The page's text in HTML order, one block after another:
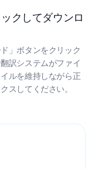
クしてダウンロ
」ボタンをクリック
訳システムがファイ
ルを維持しながら正
スしてください。